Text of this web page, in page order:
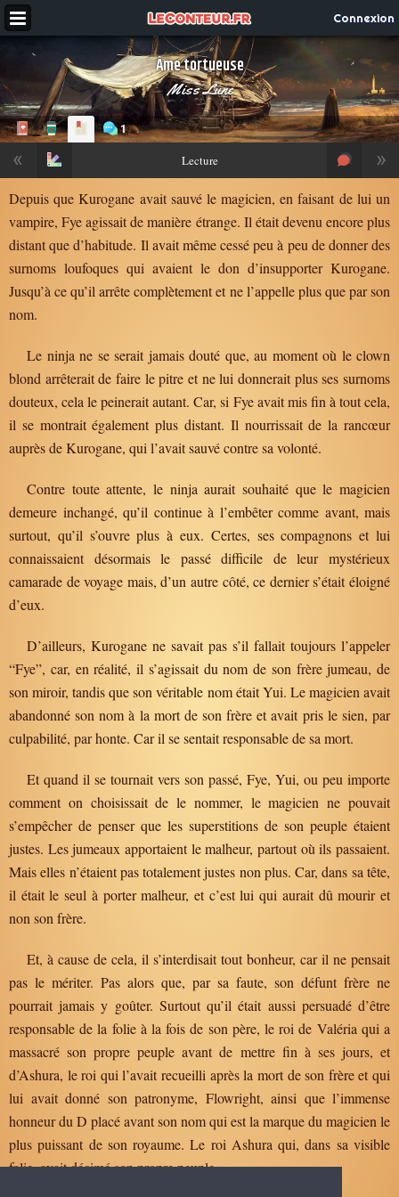
Connexion
Âme tortueuse
Miss Lune
1
« »
Lecture
Depuis que Kurogane avait sauvé le magicien, en faisant de lui un
vampire, Fye agissait de manière étrange. Il était devenu encore plus
distant que d’habitude. Il avait même cessé peu à peu de donner des
surnoms loufoques qui avaient le don d’insupporter Kurogane.
Jusqu’à ce qu’il arrête complètement et ne l’appelle plus que par son
nom.
Le ninja ne se serait jamais douté que, au moment où le clown
blond arrêterait de faire le pitre et ne lui donnerait plus ses surnoms
douteux, cela le peinerait autant. Car, si Fye avait mis fin à tout cela,
il se montrait également plus distant. Il nourrissait de la rancœur
auprès de Kurogane, qui l’avait sauvé contre sa volonté.
Contre toute attente, le ninja aurait souhaité que le magicien
demeure inchangé, qu’il continue à l’embêter comme avant, mais
surtout, qu’il s’ouvre plus à eux. Certes, ses compagnons et lui
connaissaient désormais le passé difficile de leur mystérieux
camarade de voyage mais, d’un autre côté, ce dernier s’était éloigné
d’eux.
D’ailleurs, Kurogane ne savait pas s’il fallait toujours l’appeler
“Fye”, car, en réalité, il s’agissait du nom de son frère jumeau, de
son miroir, tandis que son véritable nom était Yui. Le magicien avait
abandonné son nom à la mort de son frère et avait pris le sien, par
culpabilité, par honte. Car il se sentait responsable de sa mort.
Et quand il se tournait vers son passé, Fye, Yui, ou peu importe
comment on choisissait de le nommer, le magicien ne pouvait
s’empêcher de penser que les superstitions de son peuple étaient
justes. Les jumeaux apportaient le malheur, partout où ils passaient.
Mais elles n’étaient pas totalement justes non plus. Car, dans sa tête,
il était le seul à porter malheur, et c’est lui qui aurait dû mourir et
non son frère.
Et, à cause de cela, il s’interdisait tout bonheur, car il ne pensait
pas le mériter. Pas alors que, par sa faute, son défunt frère ne
pourrait jamais y goûter. Surtout qu’il était aussi persuadé d’être
responsable de la folie à la fois de son père, le roi de Valéria qui a
massacré son propre peuple avant de mettre fin à ses jours, et
d’Ashura, le roi qui l’avait recueilli après la mort de son frère et qui
lui avait donné son patronyme, Flowright, ainsi que l’immense
honneur du D placé avant son nom qui est la marque du magicien le
plus puissant de son royaume. Le roi Ashura qui, dans sa visible
folie, avait décimé son propre peuple.